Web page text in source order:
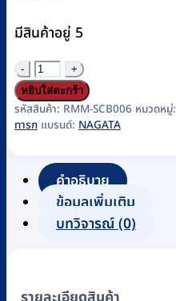
มีสินค้าอยู่ 5
จำนวน
เครื่อง
ชั่ง
น้ำ
เด็ก
NAGATA
หยิบใส่ตะกร้า
รหัสสินค้า: RMM-SCB006 หมวดหมู่:
ทารก แบรนด์: NAGATA
คำอธิบาย
ข้อมูลเพิ่มเติม
บทวิจารณ์ (0)